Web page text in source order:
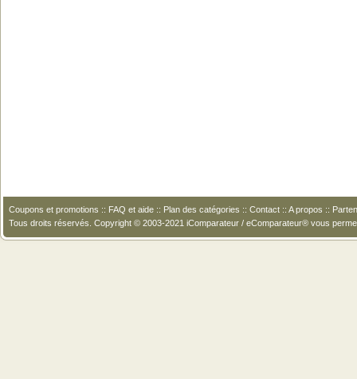
Coupons et promotions :: FAQ et aide :: Plan des catégories :: Contact :: A propos ::
Tous droits réservés. Copyright © 2003-2021 iComparateur / eComparateur® vous